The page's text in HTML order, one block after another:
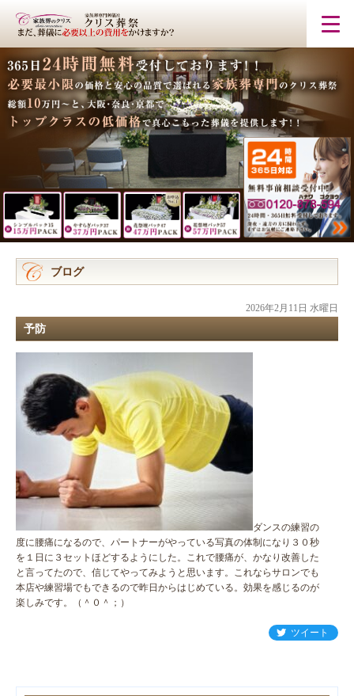
ブログ
2026年2月11日 水曜日
予防
ダンスの練習の
度に腰痛になるので、パートナーがやっている写真の体制になり３０秒
を１日に３セットほどするようにした。これで腰痛が、かなり改善した
と言ってたので、信じてやってみようと思います。これならサロンでも
本店や練習場でもできるので昨日からはじめている。効果を感じるのが
楽しみです。（＾０＾；）
ツイート